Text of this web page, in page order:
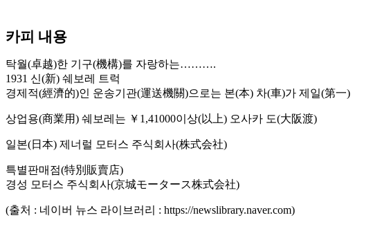
카피 내용
탁월(卓越)한 기구(機構)를 자랑하는……….
1931 신(新) 쉐보레 트럭
경제적(經濟的)인 운송기관(運送機關)으로는 본(本) 차(車)가 제일(第一)
상업용(商業用) 쉐보레는 ￥1,41000이상(以上) 오사카 도(大阪渡)
일본(日本) 제너럴 모터스 주식회사(株式会社)
특별판매점(特別販賣店)
경성 모터스 주식회사(京城モータース株式会社)
(출처 : 네이버 뉴스 라이브러리 : https://newslibrary.naver.com)